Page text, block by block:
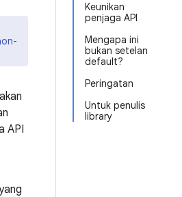
Keunikan
penjaga API
Mengapa ini
bukan setelan
default?
Peringatan
Untuk penulis
library
API